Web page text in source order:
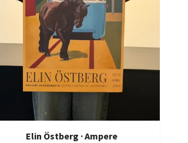
Elin Östberg · Ampere